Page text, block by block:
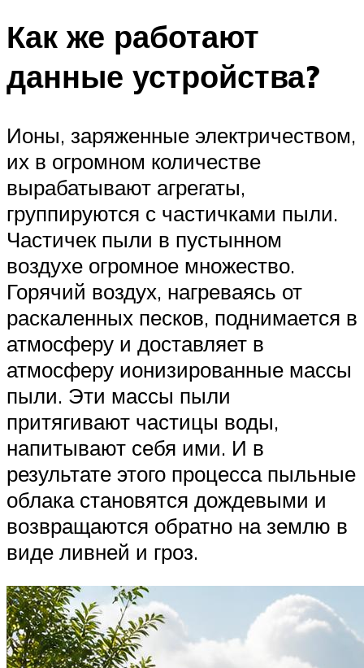
Как же работают
данные устройства?
Ионы, заряженные электричеством,
их в огромном количестве
вырабатывают агрегаты,
группируются с частичками пыли.
Частичек пыли в пустынном
воздухе огромное множество.
Горячий воздух, нагреваясь от
раскаленных песков, поднимается в
атмосферу и доставляет в
атмосферу ионизированные массы
пыли. Эти массы пыли
притягивают частицы воды,
напитывают себя ими. И в
результате этого процесса пыльные
облака становятся дождевыми и
возвращаются обратно на землю в
виде ливней и гроз.